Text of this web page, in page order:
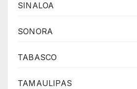
SINALOA
SONORA
TABASCO
TAMAULIPAS